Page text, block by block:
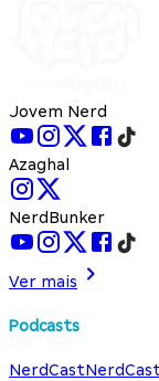
Jovem Nerd
Azaghal
NerdBunker
Ver mais
Podcasts
NerdCast